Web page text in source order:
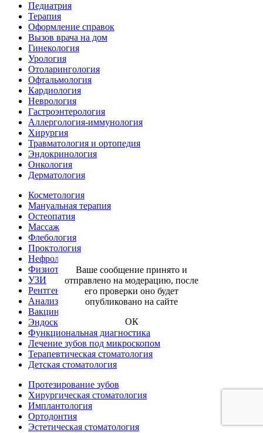
Педиатрия
Терапия
Оформление справок
Вызов врача на дом
Гинекология
Урология
Отоларингология
Офтальмология
Кардиология
Неврология
Гастроэнтерология
Аллергология-иммунология
Хирургия
Травматология и ортопедия
Эндокринология
Онкология
Дерматология
Косметология
Мануальная терапия
Остеопатия
Массаж
Флебология
Проктология
Нефрология
Физиотерапия
УЗИ
Рентген
Анализы
Вакцинация
Эндоскопия
Функциональная диагностика
Лечение зубов под микроскопом
Терапевтическая стоматология
Детская стоматология
Протезирование зубов
Хирургическая стоматология
Имплантология
Ортодонтия
Эстетическая стоматология
Ваше сообщение принято и
отправлено на модерацию, после
его проверки оно будет
опубликовано на сайте
ОК